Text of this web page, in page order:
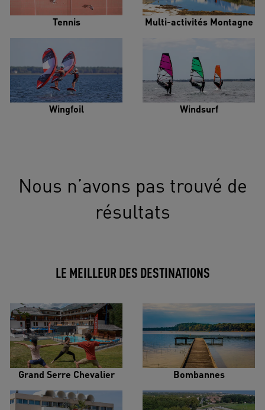
Tennis Multi-activités Montagne
Wingfoil Windsurf
Nous n’avons pas trouvé de
résultats
LE MEILLEUR DES DESTINATIONS
Grand Serre Chevalier Bombannes